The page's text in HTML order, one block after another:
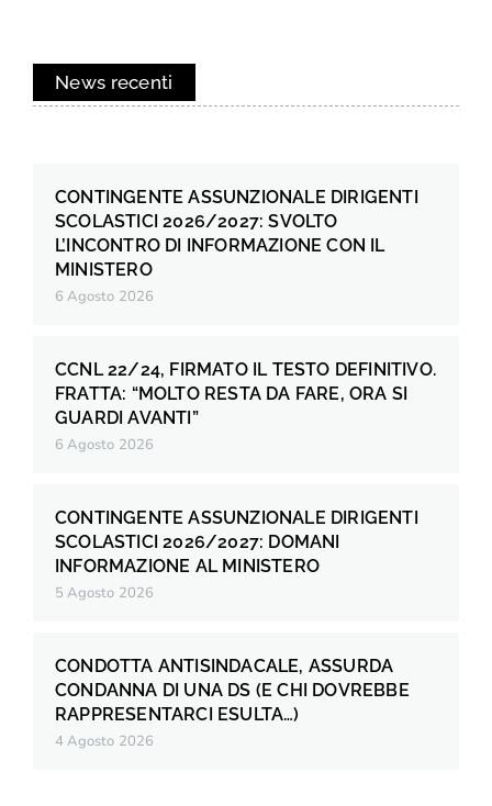
News recenti
CONTINGENTE ASSUNZIONALE DIRIGENTI
SCOLASTICI 2026/2027: SVOLTO
L’INCONTRO DI INFORMAZIONE CON IL
MINISTERO
6 Agosto 2026
CCNL 22/24, FIRMATO IL TESTO DEFINITIVO.
FRATTA: “MOLTO RESTA DA FARE, ORA SI
GUARDI AVANTI”
6 Agosto 2026
CONTINGENTE ASSUNZIONALE DIRIGENTI
SCOLASTICI 2026/2027: DOMANI
INFORMAZIONE AL MINISTERO
5 Agosto 2026
CONDOTTA ANTISINDACALE, ASSURDA
CONDANNA DI UNA DS (E CHI DOVREBBE
RAPPRESENTARCI ESULTA…)
4 Agosto 2026